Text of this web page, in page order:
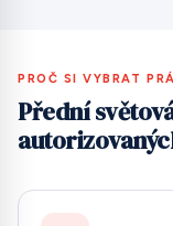
PROČ SI VYBRAT
Přední